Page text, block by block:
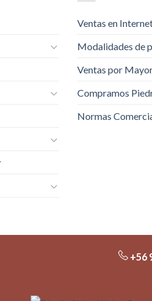
Ventas en
Modalidades de
Ventas por
Compramos
Normas
+56